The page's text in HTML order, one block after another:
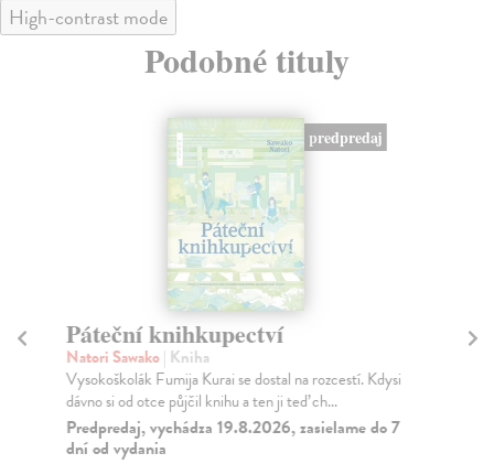
High-contrast mode
Podobné tituly
predpredaj
Páteční knihkupectví
Natori Sawako| Kniha
Vysokoškolák Fumija Kurai se dostal na rozcestí. Kdysi
dávno si od otce půjčil knihu a ten ji teď ch...
Predpredaj, vychádza 19.8.2026, zasielame do 7
dní od vydania